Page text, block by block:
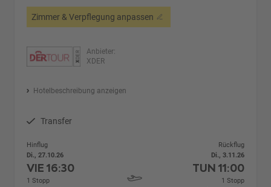
Zimmer & Verpflegung anpassen
Anbieter:
XDER
Hotelbeschreibung anzeigen
Transfer
Hinflug
Di., 27.10.26
VIE16:30
1 Stopp
Rückflug
Di., 3.11.26
TUN 11:00
1 Stopp